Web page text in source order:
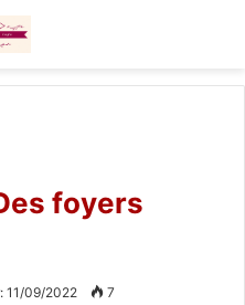
foyers
11/09/2022 7